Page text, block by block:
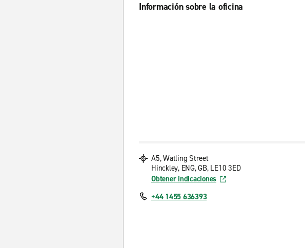
Información sobre la oficina
A5, Watling Street
Hinckley, ENG, GB, LE10 3ED
Obtener indicaciones
+44 1455 636393